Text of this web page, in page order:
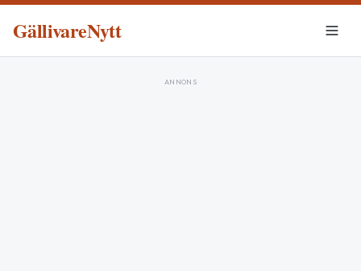
GällivareNytt
ANNONS